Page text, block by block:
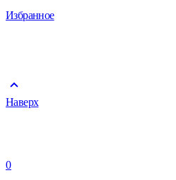
Избранное
Наверх
0